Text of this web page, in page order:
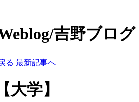
吉野ブログ
る 最新記事へ
【大学】